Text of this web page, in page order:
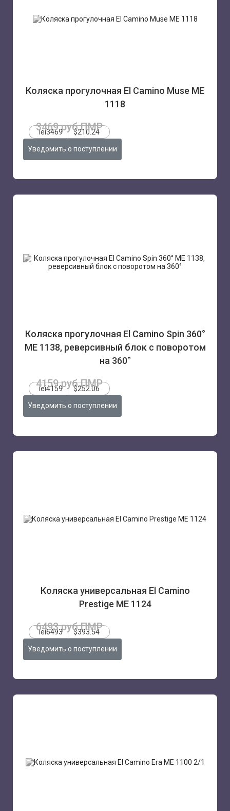
Коляска прогулочная El Camino Muse ME
1118
3469 руб.ПМР
lei3469 $210.24
Уведомить о поступлении
Коляска прогулочная El Camino Spin 360°
ME 1138, реверсивный блок с поворотом
на 360°
4159 руб.ПМР
lei4159 $252.06
Уведомить о поступлении
Коляска универсальная El Camino
Prestige ME 1124
6493 руб.ПМР
lei6493 $393.54
Уведомить о поступлении